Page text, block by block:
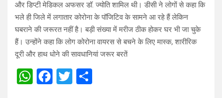
और डिप्टी मेडिकल अफसर डॉ. ज्योति शामिल थी। डीसी ने लोगों से कहा कि
भले ही जिले में लगातार कोरोना के पॉजिटिव के सामने आ रहे हैं लेकिन
घबराने की जरूरत नहीं है। बड़ी संख्या में मरीज ठीक होकर घर भी जा चुके
हैं। उन्होंने कहा कि लोग कोरोना वायरस से बचने के लिए मास्क, शारीरिक
दूरी और हाथ धोने की सावधानियां जरूर बरतें
W F
T